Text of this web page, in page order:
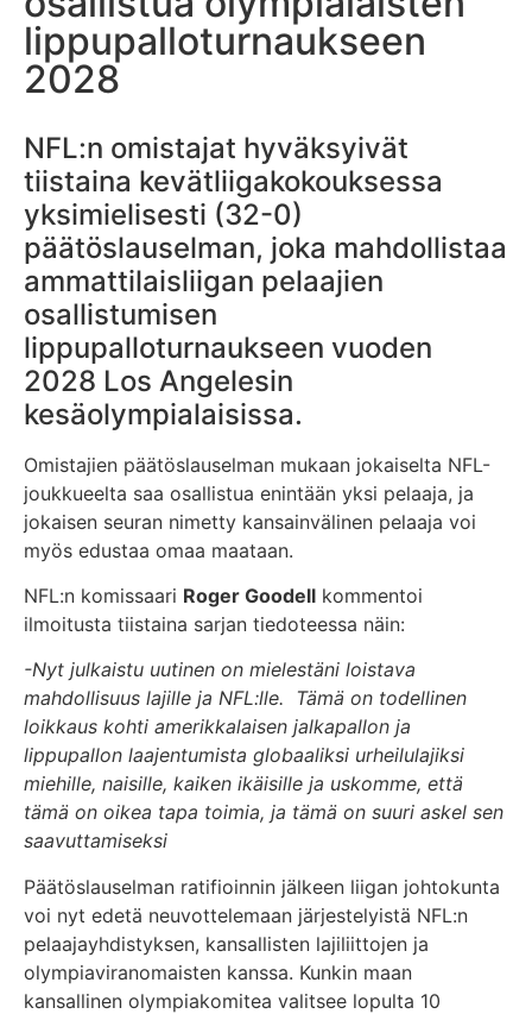
lippupalloturnaukseen
2028
NFL:n omistajat hyväksyivät
tiistaina kevätliigakokouksessa
yksimielisesti (32-0)
päätöslauselman, joka mahdollistaa
ammattilaisliigan pelaajien
osallistumisen
lippupalloturnaukseen vuoden
2028 Los Angelesin
kesäolympialaisissa.
Omistajien päätöslauselman mukaan jokaiselta NFL-
joukkueelta saa osallistua enintään yksi pelaaja, ja
jokaisen seuran nimetty kansainvälinen pelaaja voi
myös edustaa omaa maataan.
NFL:n komissaari Roger Goodell kommentoi
ilmoitusta tiistaina sarjan tiedoteessa näin:
-Nyt julkaistu uutinen on mielestäni loistava
mahdollisuus lajille ja NFL:lle. Tämä on todellinen
loikkaus kohti amerikkalaisen jalkapallon ja
lippupallon laajentumista globaaliksi urheilulajiksi
miehille, naisille, kaiken ikäisille ja uskomme, että
tämä on oikea tapa toimia, ja tämä on suuri askel sen
saavuttamiseksi
Päätöslauselman ratifioinnin jälkeen liigan johtokunta
voi nyt edetä neuvottelemaan järjestelyistä NFL:n
pelaajayhdistyksen, kansallisten lajiliittojen ja
olympiaviranomaisten kanssa. Kunkin maan
kansallinen olympiakomitea valitsee lopulta 10